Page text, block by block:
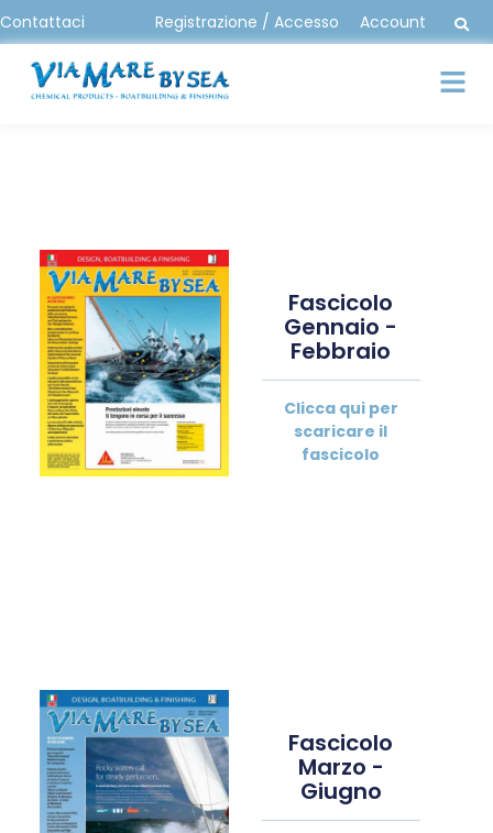
Contattaci Registrazione / Accesso Account
Fascicolo
Gennaio -
Febbraio
Clicca qui per
scaricare il
fascicolo
Fascicolo
Marzo -
Giugno